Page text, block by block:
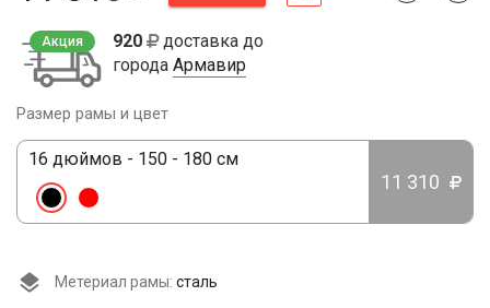
Акция 920
доставка до
города Армавир
Размер рамы и цвет
16 дюймов - 150 - 180 см
11 310
Метериал рамы: сталь